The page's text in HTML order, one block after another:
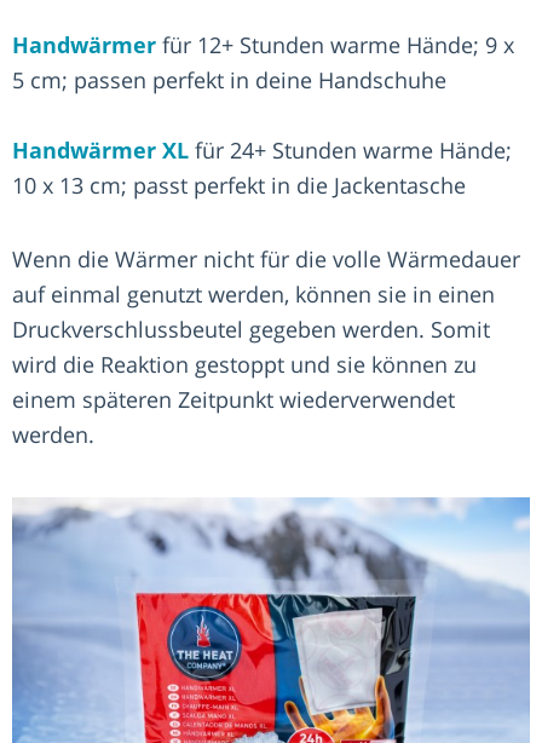
Handwärmer für 12+ Stunden warme Hände; 9 x
5 cm; passen perfekt in deine Handschuhe
Handwärmer XL für 24+ Stunden warme Hände;
10 x 13 cm; passt perfekt in die Jackentasche
Wenn die Wärmer nicht für die volle Wärmedauer
auf einmal genutzt werden, können sie in einen
Druckverschlussbeutel gegeben werden. Somit
wird die Reaktion gestoppt und sie können zu
einem späteren Zeitpunkt wiederverwendet
werden.